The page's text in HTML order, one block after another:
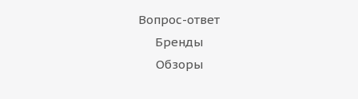
Вопрос-ответ
Бренды
Обзоры